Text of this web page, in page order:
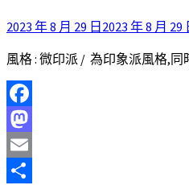
2023 年 8 月 29 日 2023 年 8 月 29
風格 : 微印派 / 為印象派風格,
Facebook
Mastodon
Email